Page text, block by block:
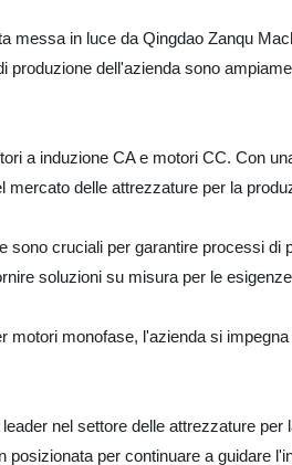
in luce da Qingdao Zanqu
dell'azienda sono
a induzione CA e motori CC. Con
delle attrezzature per la
cruciali per garantire processi
soluzioni su misura per le
monofase, l'azienda si
nel settore delle attrezzature
per continuare a guidare